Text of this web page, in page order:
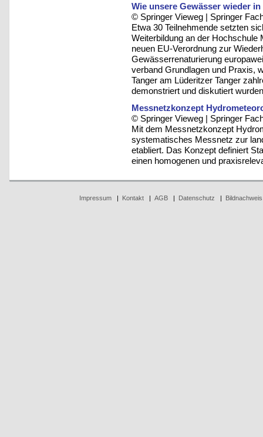
Wie unsere Gewässer wieder
© Springer Vieweg | Springer
Etwa 30 Teilnehmende setzten
Weiterbildung an der Hochschule
neuen EU-Verordnung zur
Gewässerrenaturierung
verband Grundlagen und Praxis,
Tanger am Lüderitzer Tanger
demonstriert und diskutiert
Messnetzkonzept
© Springer Vieweg | Springer
Mit dem Messnetzkonzept
systematisches Messnetz zur
etabliert. Das Konzept definiert
einen homogenen und
Impressum| Kontakt| AGB| Datenschutz Bildnachweis